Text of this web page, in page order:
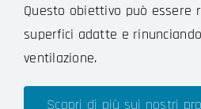
Questo obiettivo può essere
superfici adatte e
ventilazione.
Scopri di più sui nostri